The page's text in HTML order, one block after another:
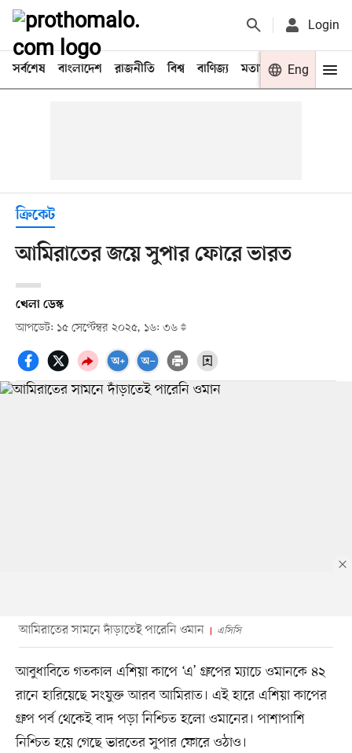
Login
সর্বশেষ বাংলাদেশ রাজনীতি বিশ্ব বাণিজ্য মতামত খেলা
Eng
ক্রিকেট
আমিরাতের জয়ে সুপার ফোরে ভারত
খেলা ডেস্ক
আপডেট: ১৫ সেপ্টেম্বর ২০২৫, ১৬: ৩৬
আমিরাতের সামনে দাঁড়াতেই পারেনি ওমান এসিসি
আবুধাবিতে গতকাল এশিয়া কাপে ‘এ’ গ্রুপের ম্যাচে ওমানকে ৪২
রানে হারিয়েছে সংযুক্ত আরব আমিরাত। এই হারে এশিয়া কাপের
গ্রুপ পর্ব থেকেই বাদ পড়া নিশ্চিত হলো ওমানের। পাশাপাশি
নিশ্চিত হয়ে গেছে ভারতের সুপার ফোরে ওঠাও।